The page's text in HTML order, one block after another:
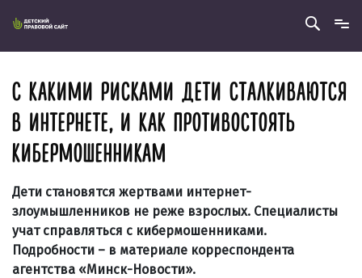
С КАКИМИ РИСКАМИ ДЕТИ СТАЛКИВАЮТСЯ
В ИНТЕРНЕТЕ, И КАК ПРОТИВОСТОЯТЬ
КИБЕРМОШЕННИКАМ
Дети становятся жертвами интернет-
злоумышленников не реже взрослых. Специалисты
учат справляться с кибермошенниками.
Подробности – в материале корреспондента
агентства «Минск-Новости».